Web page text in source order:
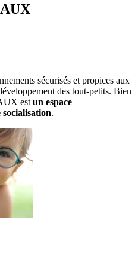
sécurisés et propices aux
des tout-petits. Bien
est un espace
socialisation.